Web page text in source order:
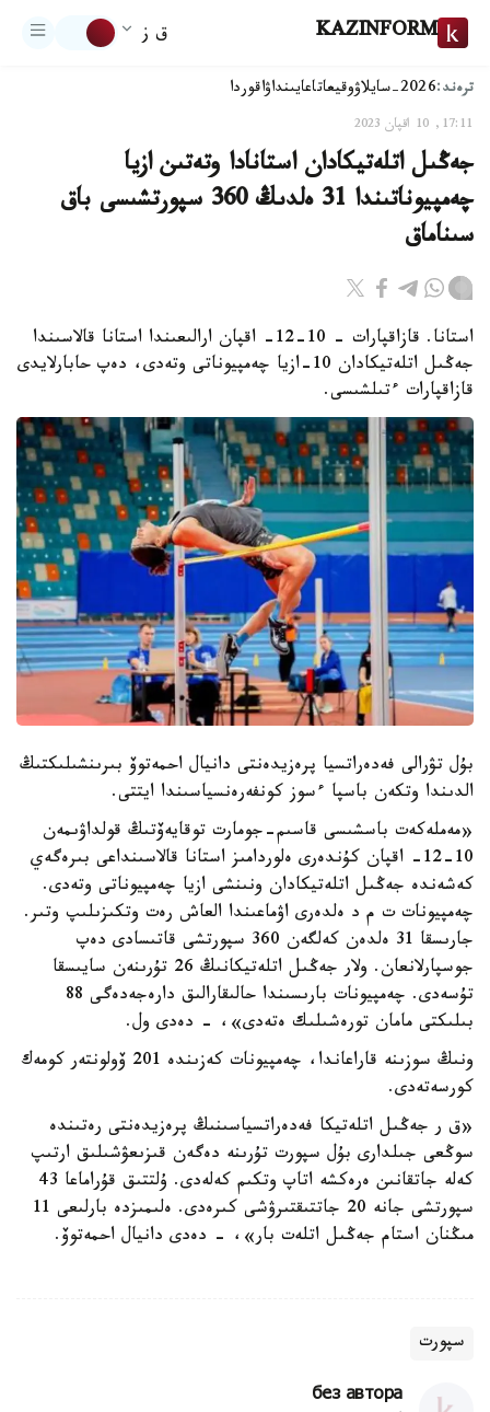
KAZINFORM ق ز
ترەند:2026-سايلاۋ وقيعاتاعايىنداۋاقوردا
17:11, 10 اقپان 2023
جەڭىل اتلەتيكادان استانادا وتەتىن ازيا
چەمپيوناتىندا 31 ەلدىڭ 360 سپورتشىسى باق
سىناماق
استانا. قازاقپارات - 10-12- اقپان ارالىعىندا استانا قالاسىندا
جەڭىل اتلەتيكادان 10-ازيا چەمپيوناتى وتەدى، دەپ حابارلايدى
قازاقپارات ءتىلشىسى.
بۇل تۋرالى فەدەراتسيا پرەزيدەنتى دانيال احمەتوۆ بىرىنشىلىكتىڭ
الدىندا وتكەن باسپا ءسوز كونفەرەنسياسىندا ايتتى.
«مەملەكەت باسشىسى قاسىم-جومارت توقايەۆتىڭ قولداۋىمەن
10-12- اقپان كۇندەرى ەلوردامىز استانا قالاسىنداعى بىرەگەي
كەشەندە جەڭىل اتلەتيكادان ونىنشى ازيا چەمپيوناتى وتەدى.
چەمپيونات ت م د ەلدەرى اۋماعىندا العاش رەت وتكىزىلىپ وتىر.
جارىسقا 31 ەلدەن كەلگەن 360 سپورتشى قاتىسادى دەپ
جوسپارلانعان. ولار جەڭىل اتلەتيكانىڭ 26 تۇرىنەن سايىسقا
تۇسەدى. چەمپيونات بارىسىندا حالىقارالىق دارەجەدەگى 88
بىلىكتى مامان تورەشىلىك ەتەدى»، - دەدى ول.
ونىڭ سوزىنە قاراعاندا، چەمپيونات كەزىندە 201 ۆولونتەر كومەك
كورسەتەدى.
«ق ر جەڭىل اتلەتيكا فەدەراتسياسىنىڭ پرەزيدەنتى رەتىندە
سوڭعى جىلدارى بۇل سپورت تۇرىنە دەگەن قىزىعۋشىلىق ارتىپ
كەلە جاتقانىن ەرەكشە اتاپ وتكىم كەلەدى. ۇلتتىق قۇراماعا 43
سپورتشى جانە 20 جاتتىقتىرۋشى كىرەدى. ەلىمىزدە بارلىعى 11
مىڭنان استام جەڭىل اتلەت بار»، - دەدى دانيال احمەتوۆ.
سپورت
без автора